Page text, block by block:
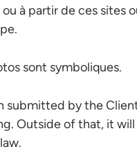
à partir de ces sites
sont symboliques.
submitted by the
Outside of that, it